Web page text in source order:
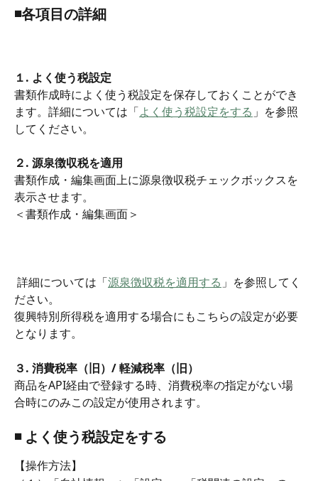
◾️各項目の詳細
１. よく使う税設定
書類作成時によく使う税設定を保存しておくことができ
ます。詳細については「よく使う税設定をする 」を参照
してください。
２. 源泉徴収税を適用
書類作成・編集画面上に源泉徴収税チェックボックスを
表示させます。
＜書類作成・編集画面＞
詳細については「源泉徴収税を適用する 」を参照してく
ださい。
復興特別所得税を適用する場合にもこちらの設定が必要
となります。
３. 消費税率（旧）/ 軽減税率（旧）
商品をAPI経由で登録する時、消費税率の指定がない場
合時にのみこの設定が使用されます。
◾️ よく使う税設定をする
【操作方法】